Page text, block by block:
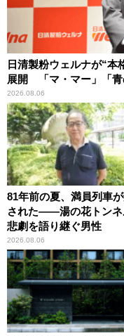
日清製粉ウェルナが“本
展開 「マ・マー」「青
2026.08.06
81年前の夏、満員列車
された――湯の花トンネ
悲劇を語り継ぐ男性
2026.08.06